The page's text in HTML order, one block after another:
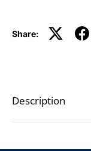
Share:
Description